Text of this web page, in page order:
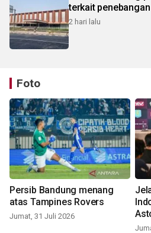
terkait
2 hari lalu
Foto
Persib Bandung menang
atas Tampines Rovers
Jumat, 31 Juli 2026